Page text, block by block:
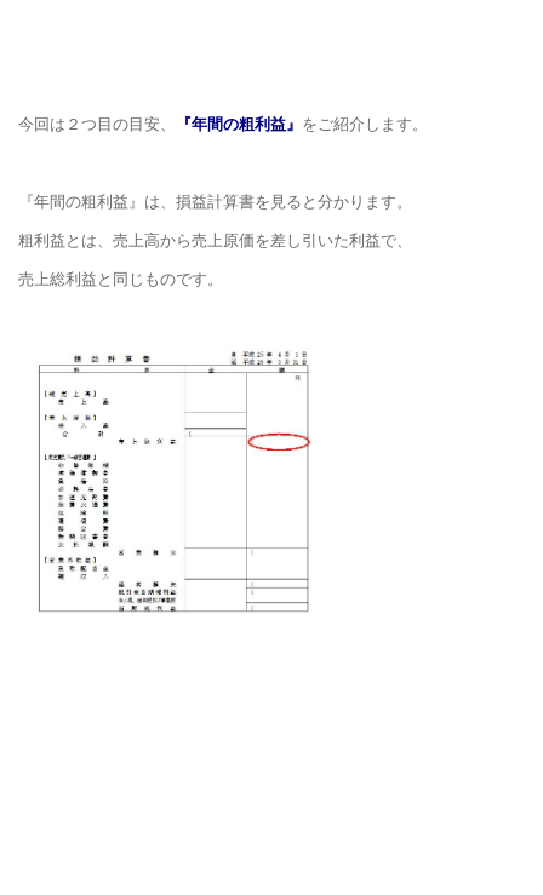
今回は２つ目の目安、 『年間の粗利益』 をご紹介します。
『年間の粗利益』は、損益計算書を見ると分かります。
粗利益とは、売上高から売上原価を差し引いた利益で、
売上総利益と同じものです。